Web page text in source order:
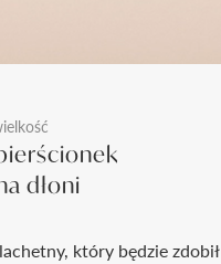
dłoni
który będzie zdobił